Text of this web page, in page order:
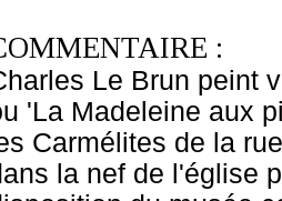
:
Le Brun peint
'La Madeleine aux
Carmélites de la
la nef de l'église